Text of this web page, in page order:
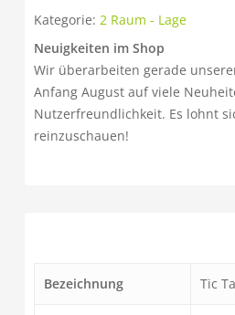
Kategorie: 2 Raum - Lage
Neuigkeiten im Shop
Wir überarbeiten gerade
Anfang August auf viele
Nutzerfreundlichkeit. Es lohnt
reinzuschauen!
Bezeichnung Tic